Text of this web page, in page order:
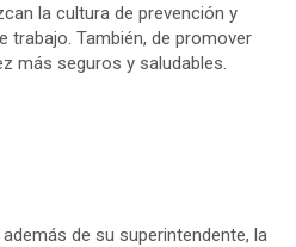
la cultura de prevención y
trabajo. También, de promover
más seguros y saludables.
de su superintendente, la